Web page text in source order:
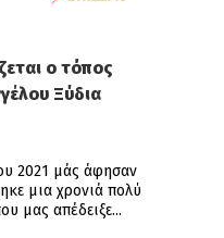
ο τόπος
Ξύδια
2021 μάς άφησαν
μια χρονιά πολύ
μας απέδειξε